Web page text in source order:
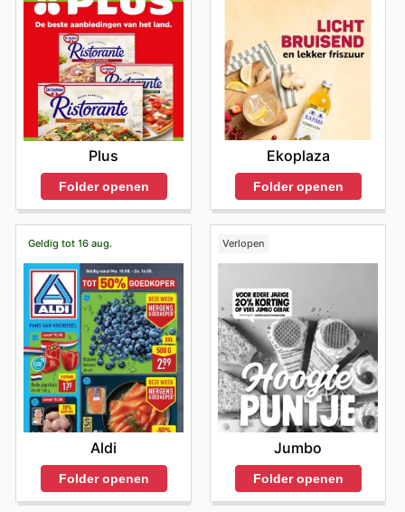
Plus
Folder openen
Ekoplaza
Folder openen
Geldig tot 16 aug.
Aldi
Folder openen
Verlopen
Jumbo
Folder openen